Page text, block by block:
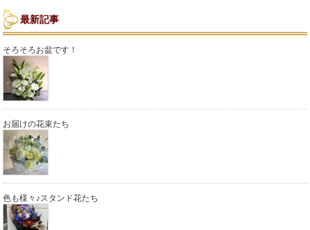
最新記事
そろそろお盆です！
お届けの花束たち
色も様々♪スタンド花たち